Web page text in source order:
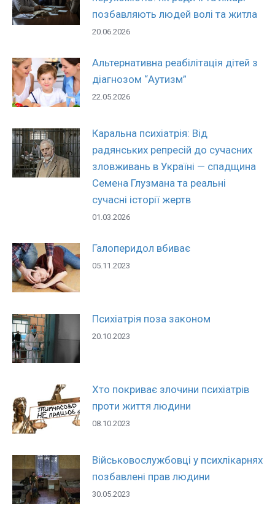
позбавляють людей волі та житла
20.06.2026
Альтернативна реабілітація дітей з
діагнозом “Аутизм”
22.05.2026
Каральна психіатрія: Від
радянських репресій до сучасних
зловживань в Україні — спадщина
Семена Глузмана та реальні
сучасні історії жертв
01.03.2026
Галоперидол вбиває
05.11.2023
Психіатрія поза законом
20.10.2023
Хто покриває злочини психіатрів
проти життя людини
08.10.2023
Військовослужбовці у психлікарнях
позбавлені прав людини
30.05.2023